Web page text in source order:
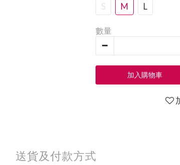
S M L
數量
加入購物車
送貨及付款方式